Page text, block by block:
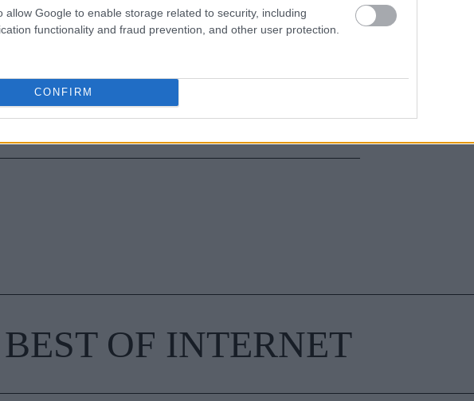
allow Google to enable storage related to security, including
functionality and fraud prevention, and other user protection.
CONFIRM
τον τρόπο που ντύνεσαι
BEST OF INTERNET